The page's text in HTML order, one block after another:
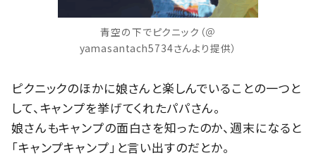
青空の下でピクニック（＠
yamasantach5734さんより提供）
ピクニックのほかに娘さんと楽しんでいることの一つと
して、キャンプを挙げてくれたパパさん。
娘さんもキャンプの面白さを知ったのか、週末になると
「キャンプキャンプ」と言い出すのだとか。